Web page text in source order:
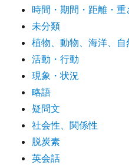
時間・期間・距離・
未分類
植物、動物、海洋、自
活動・行動
現象・状況
略語
疑問文
社会性、関係性
脱炭素
英会話